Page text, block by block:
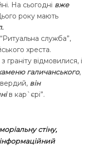
На сьогодні вже
року мають
служба”,
хреста.
граніту відмовилися, і
галичанського,
він
в кар`єрі”.
стіну,